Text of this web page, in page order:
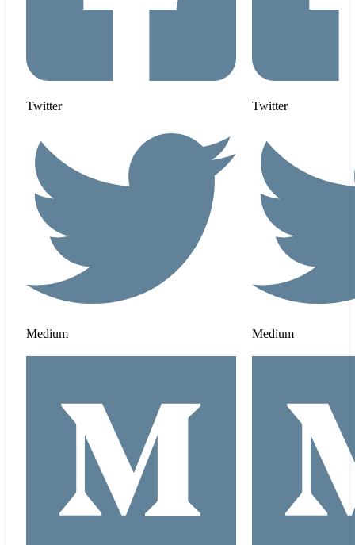
Twitter
Medium
Twitter
Medium